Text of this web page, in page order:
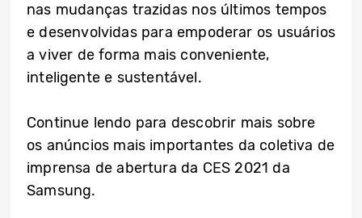
nas mudanças trazidas nos últimos tempos
e desenvolvidas para empoderar os usuários
a viver de forma mais conveniente,
inteligente e sustentável.
Continue lendo para descobrir mais sobre
os anúncios mais importantes da coletiva de
imprensa de abertura da CES 2021 da
Samsung.